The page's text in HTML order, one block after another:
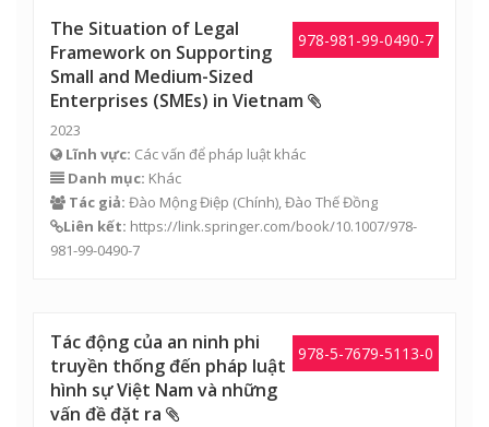
978-981-99-0490-7
The Situation of Legal
Framework on Supporting
Small and Medium-Sized
Enterprises (SMEs) in Vietnam
2023
Lĩnh vực: Các vấn để pháp luật khác
Danh mục: Khác
Tác giả: Đào Mộng Điệp (Chính),Đào Thế Đồng
Liên kết: https://link.springer.com/book/10.1007/978-
981-99-0490-7
978-5-7679-5113-0
Tác động của an ninh phi
truyền thống đến pháp luật
hình sự Việt Nam và những
vấn đề đặt ra